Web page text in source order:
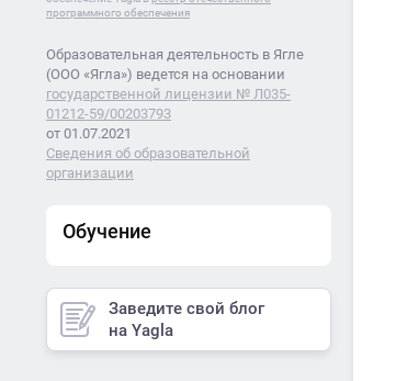
программного обеспечения
Образовательная деятельность в Ягле
(ООО «Ягла») ведется на основании
государственной лицензии № Л035-
01212-59/00203793
от 01.07.2021
Сведения об образовательной
организации
Обучение
Заведите свой блог
на Yagla